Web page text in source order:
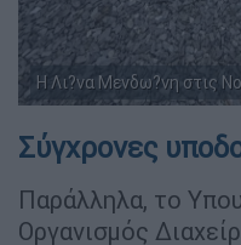
Η Λι?να Μενδω?νη στις
Σύγχρονες
Παράλληλα, το
Οργανισμός